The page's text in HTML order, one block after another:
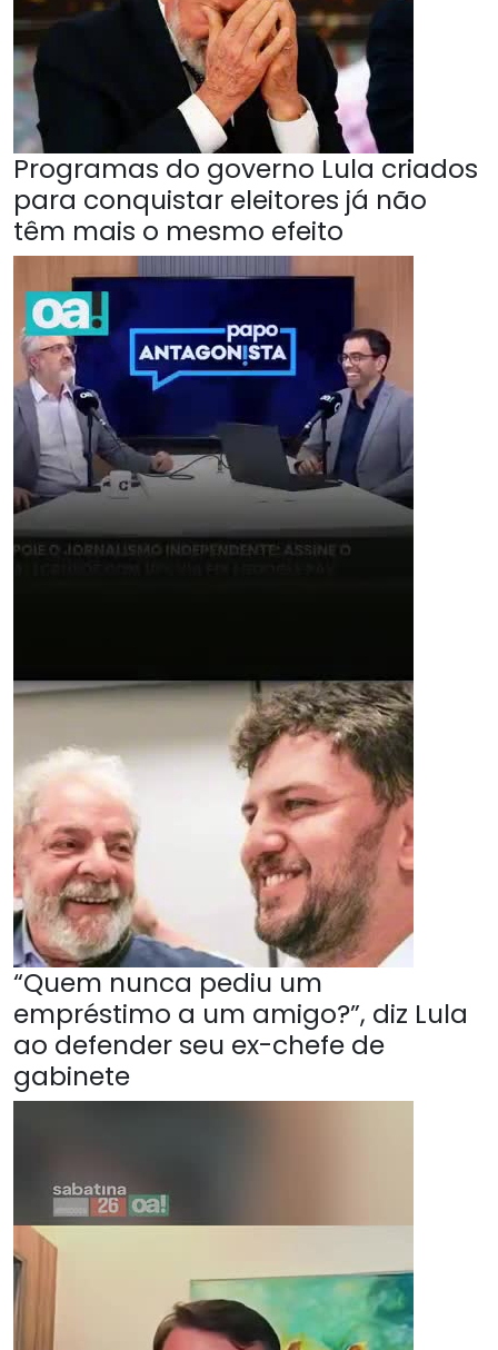
Programas do governo Lula criados
para conquistar eleitores já não
têm mais o mesmo efeito
“Quem nunca pediu um
empréstimo a um amigo?”, diz Lula
ao defender seu ex-chefe de
gabinete